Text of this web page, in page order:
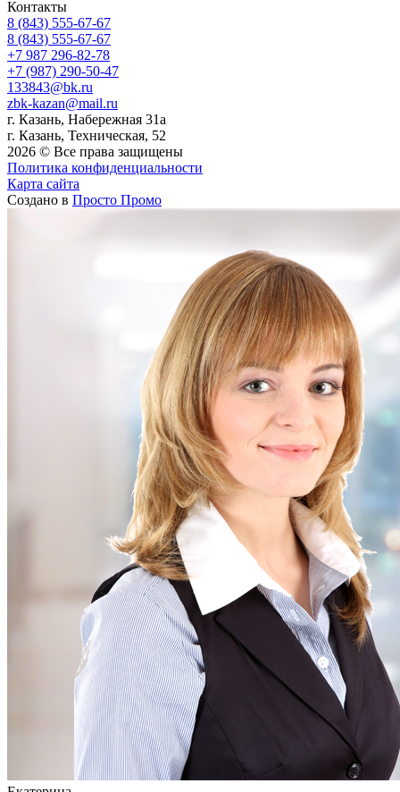
Контакты
8 (843) 555-67-67
8 (843) 555-67-67
+7 987 296-82-78
+7 (987) 290-50-47
133843@bk.ru
zbk-kazan@mail.ru
г. Казань, Набережная 31а
г. Казань, Техническая, 52
2026 © Все права защищены
Политика конфиденциальности
Карта сайта
Создано в Просто Промо